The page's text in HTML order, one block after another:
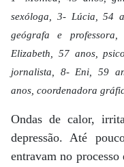
sexóloga, 3- Lúcia, 54
geógrafa e
Elizabeth, 57 anos,
jornalista, 8- Eni, 59
anos, coordenadora
Ondas de calor,
depressão. Até
entravam no processo